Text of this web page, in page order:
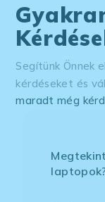
Segítünk Önnek
kérdéseket és
maradt még